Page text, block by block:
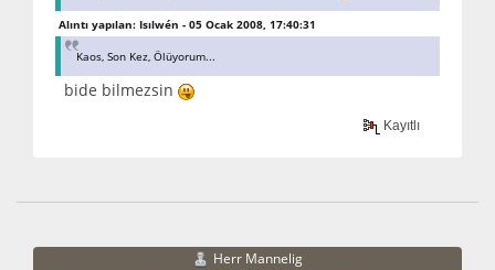
Alıntı yapılan: Isılwén - 05 Ocak 2008, 17:40:31
Kaos, Son Kez, Ölüyorum...
bide bilmezsin
Kayıtlı
Herr Mannelig